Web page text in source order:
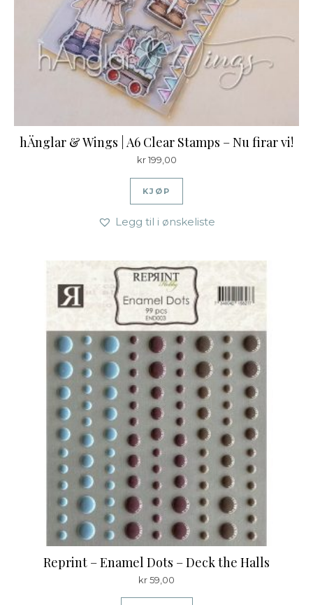
hÄnglar & Wings | A6 Clear Stamps – Nu firar vi!
kr199,00
KJØP
Legg til i ønskeliste
Reprint – Enamel Dots – Deck the Halls
kr59,00